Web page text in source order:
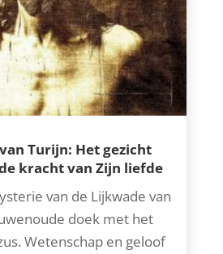
Turijn: Het gezicht
kracht van Zijn liefde
van de Lijkwade van
doek met het
Wetenschap en geloof